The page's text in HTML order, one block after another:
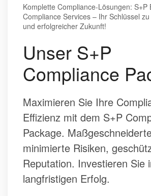
Komplette Compliance-Lösungen: S+P
Compliance Services – Ihr Schlüssel
und erfolgreicher Zukunft!
Unser S+P
Compliance
Maximieren Sie Ihre
Effizienz mit dem S+P
Package.
minimierte Risiken,
Reputation. Investieren Sie
langfristigen Erfolg.